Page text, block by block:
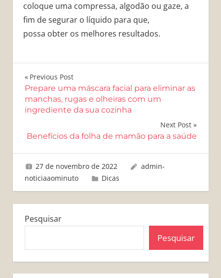
coloque uma compressa, algodão ou gaze, a
fim de segurar o líquido para que,
possa obter os melhores resultados.
Navegação
de
Post
Previous Post
Prepare uma máscara facial para eliminar as
manchas, rugas e olheiras com um
ingrediente da sua cozinha
Next Post
Benefícios da folha de mamão para a saúde
27 de novembro de 2022
admin-
noticiaaominuto
Dicas
Pesquisar
Pesquisar